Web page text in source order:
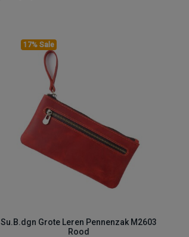
17% Sale
Su.B.dgn Grote Leren Pennenzak M2603
Rood